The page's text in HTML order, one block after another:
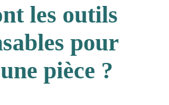
les outils
pour
pièce ?